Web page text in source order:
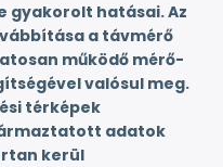
gyakorolt hatásai. Az
a távmérő
működő mérő-
valósul meg.
térképek
adatok
kerül